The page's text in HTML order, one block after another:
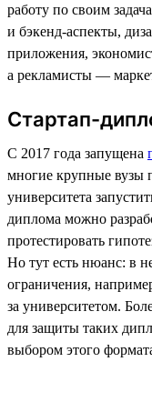
работу по своим
и бэкенд-аспекты,
приложения,
а рекламисты —
Стартап-
С 2017 года запущена
многие крупные вузы
университета
диплома можно
протестировать
Но тут есть нюанс: в
ограничения,
за университетом.
для защиты таких
выбором этого